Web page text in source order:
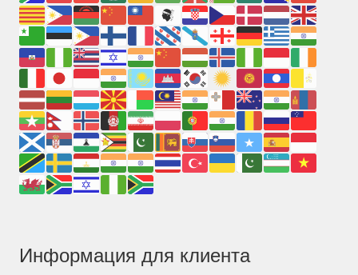
Информация для клиента